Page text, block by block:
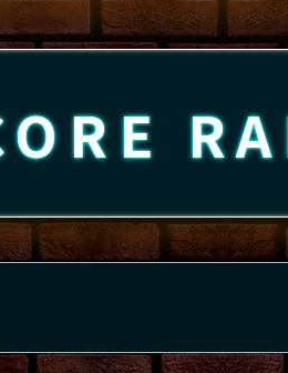
プレーグラフ